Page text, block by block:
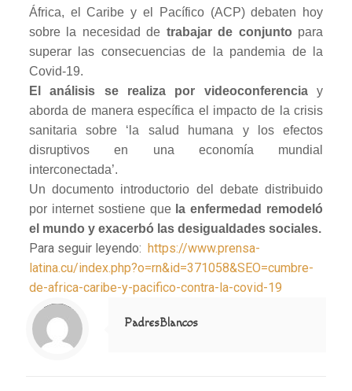
África, el Caribe y el Pacífico (ACP) debaten hoy
sobre la necesidad de trabajar de conjunto para
superar las consecuencias de la pandemia de la
Covid-19.
El análisis se realiza por videoconferenciay
aborda de manera específica el impacto de la crisis
sanitaria sobre ‘la salud humana y los efectos
disruptivos en una economía mundial
interconectada’.
Un documento introductorio del debate distribuido
por internet sostiene que la enfermedad remodeló
el mundo y exacerbó las desigualdades sociales.
Para seguir leyendo: https://www.prensa-
latina.cu/index.php?o=rn&id=371058&SEO=cumbre-
de-africa-caribe-y-pacifico-contra-la-covid-19
Notice
: Trying to access array offset on value of type null in
/home/misioner/public_html/padresblancos/themes/betheme/includes/content-single.php
on line
286
PadresBlancos